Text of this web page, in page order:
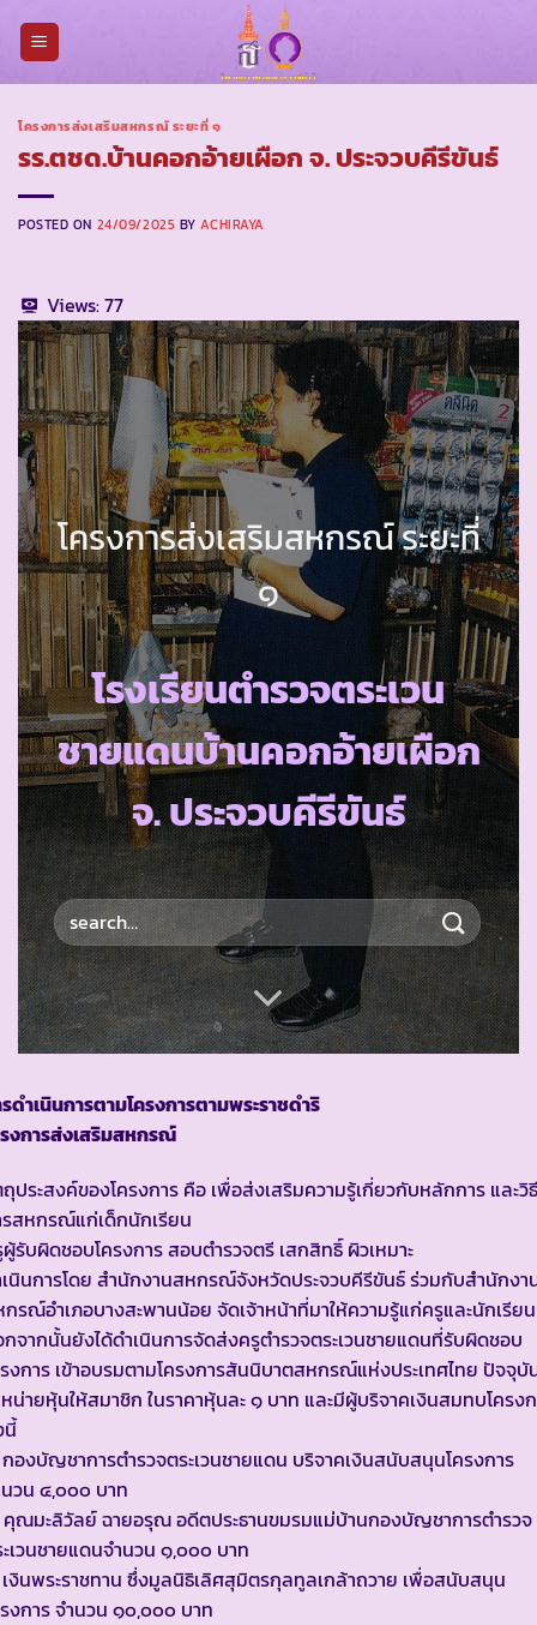
โครงการส่งเสริมสหกรณ์ ระยะที่ ๑
รร.ตชด.บ้านคอกอ้ายเผือก จ. ประจวบคีรีขันธ์
POSTED ON 24/09/2025 BYACHIRAYA
Views:77
โครงการส่งเสริมสหกรณ์ ระยะที่
๑
โรงเรียนตำรวจตระเวน
ชายแดนบ้านคอกอ้ายเผือก
จ. ประจวบคีรีขันธ์
ดำเนินการตามโครงการตามพระราชดำริ
งการส่งเสริมสหกรณ์
ประสงค์ของโครงการ คือ เพื่อส่งเสริมความรู้เกี่ยวกับหลักการ และวิธี
สหกรณ์แก่เด็กนักเรียน
รับผิดชอบโครงการ สอบตำรวจตรี เสกสิทธิ์ ผิวเหมาะ
นินการโดย สำนักงานสหกรณ์จังหวัดประจวบคีรีขันธ์ ร่วมกับสำนักงา
รณ์อำเภอบางสะพานน้อย จัดเจ้าหน้าที่มาให้ความรู้แก่ครูและนักเรียน
จากนั้นยังได้ดำเนินการจัดส่งครูตำรวจตระเวนชายแดนที่รับผิดชอบ
งการ เข้าอบรมตามโครงการสันนิบาตสหกรณ์แห่งประเทศไทย ปัจจุบั
น่ายหุ้นให้สมาชิก ในราคาหุ้นละ ๑ บาท และมีผู้บริจาคเงินสมทบโครง
นี้
องบัญชาการตำรวจตระเวนชายแดน บริจาคเงินสนับสนุนโครงการ
วน ๔,๐๐๐ บาท
ณมะลิวัลย์ ฉายอรุณ อดีตประธานขมรมแม่บ้านกองบัญชาการตำรวจ
เวนชายแดนจำนวน ๑,๐๐๐ บาท
งินพระราชทาน ซึ่งมูลนิธิเลิศสุมิตรกุลทูลเกล้าถวาย เพื่อสนับสนุน
งการ จำนวน ๑๐,๐๐๐ บาท